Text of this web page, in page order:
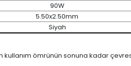
90W
5.50x2.50mm
Siyah
ömrünün sonuna kadar